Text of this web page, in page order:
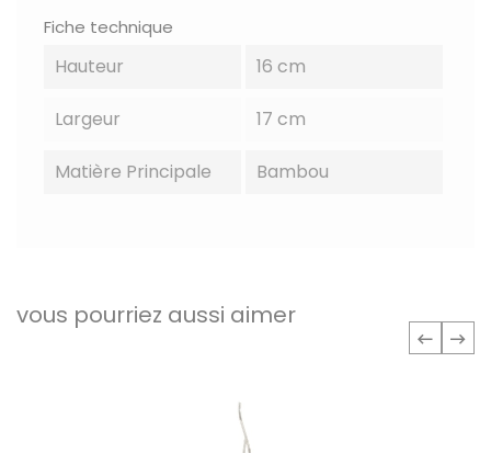
Fiche technique
Hauteur 16 cm
Largeur 17 cm
Matière Principale Bambou
vous pourriez aussi aimer